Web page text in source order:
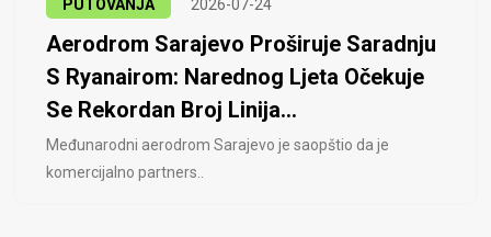
PUTOVANJA 2026-07-24
Aerodrom Sarajevo Proširuje Saradnju
S Ryanairom: Narednog Ljeta Očekuje
Se Rekordan Broj Linija...
Međunarodni aerodrom Sarajevo je saopštio da je
komercijalno partners..